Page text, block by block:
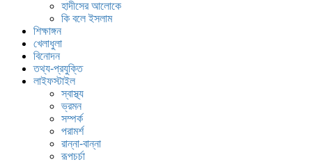
হাদীসের আলোকে
কি বলে ইসলাম
শিক্ষাঙ্গন
খেলাধুলা
বিনোদন
তথ্য-প্রযুক্তি
লাইফস্টাইল
স্বাস্থ্য
ভ্রমন
সম্পর্ক
পরামর্শ
রান্না-বান্না
রূপচর্চা